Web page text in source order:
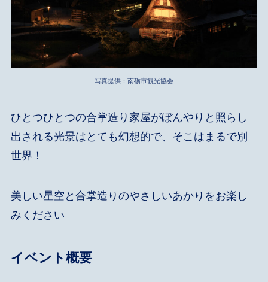
写真提供：南砺市観光協会
ひとつひとつの合掌造り家屋がぼんやりと照らし
出される光景はとても幻想的で、そこはまるで別
世界！
美しい星空と合掌造りのやさしいあかりをお楽し
みください
イベント概要